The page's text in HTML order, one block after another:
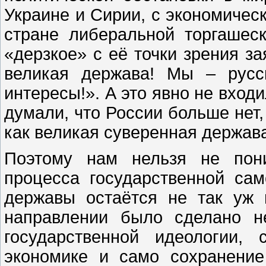
Украине и Сирии, с
стране либеральной
«дерзкое» с её точки зрения
великая держава! Мы –
интересы!». А это явно не
думали, что России больше
как великая суверенная
Поэтому нам нельзя не
процесса государственной
державы остаётся не так
направлении было сделано
государственной
экономике и само